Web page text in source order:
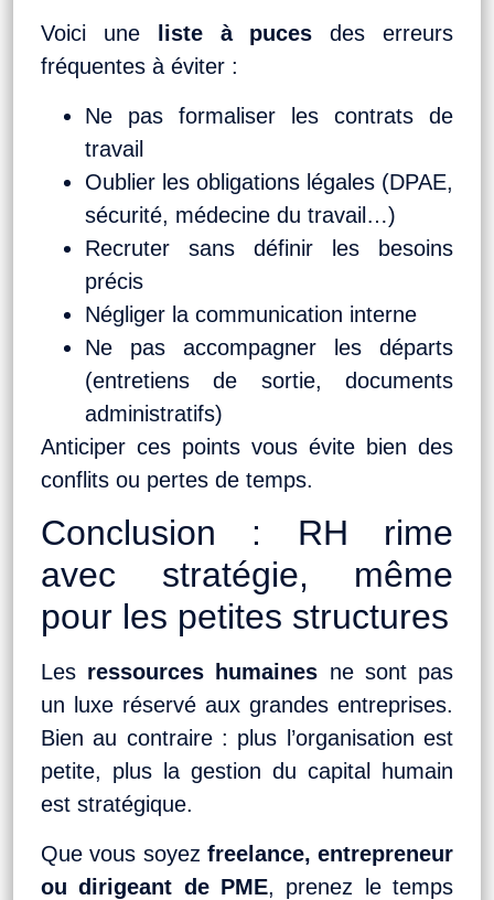
Voici une liste à puces des erreurs
fréquentes à éviter :
Ne pas formaliser les contrats de
travail
Oublier les obligations légales (DPAE,
sécurité, médecine du travail…)
Recruter sans définir les besoins
précis
Négliger la communication interne
Ne pas accompagner les départs
(entretiens de sortie, documents
administratifs)
Anticiper ces points vous évite bien des
conflits ou pertes de temps.
Conclusion : RH rime
avec stratégie, même
pour les petites structures
Les ressources humaines ne sont pas
un luxe réservé aux grandes entreprises.
Bien au contraire : plus l’organisation est
petite, plus la gestion du capital humain
est stratégique.
Que vous soyez freelance, entrepreneur
ou dirigeant de PME, prenez le temps